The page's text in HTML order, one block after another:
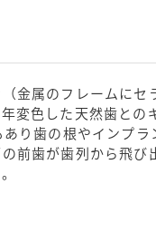
金属のフレームに
変色した天然歯との
り歯の根やインプラ
前歯が歯列から飛び